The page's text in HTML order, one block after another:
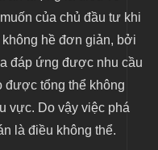
của chủ đầu tư khi
hề đơn giản, bởi
đáp ứng được nhu cầu
được tổng thể không
vực. Do vậy việc phá
là điều không thể.